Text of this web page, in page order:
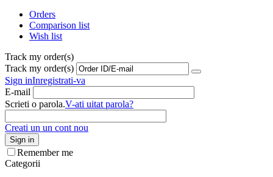
Orders
Comparison list
Wish list
Track my order(s)
Track my order(s)
Sign inInregistrati-va
E-mail
Scrieti o parola.V-ati uitat parola?
Creati un un cont nou
Sign in
Remember me
Categorii